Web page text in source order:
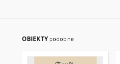
OBIEKTY podobne